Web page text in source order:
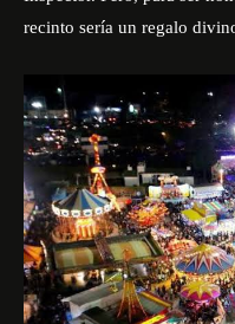
recinto sería un regalo